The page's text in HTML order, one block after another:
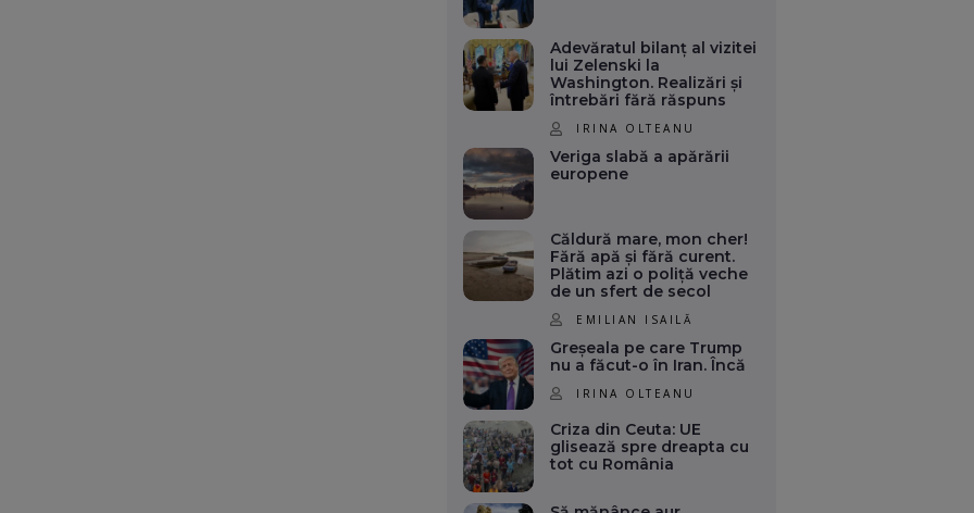
Adevăratul bilanț al vizitei
lui Zelenski la
Washington. Realizări și
întrebări fără răspuns
IRINA OLTEANU
Veriga slabă a apărării
europene
Căldură mare, mon cher!
Fără apă și fără curent.
Plătim azi o poliță veche
de un sfert de secol
EMILIAN ISAILĂ
Greșeala pe care Trump
nu a făcut-o în Iran. Încă
IRINA OLTEANU
Criza din Ceuta: UE
glisează spre dreapta cu
tot cu România